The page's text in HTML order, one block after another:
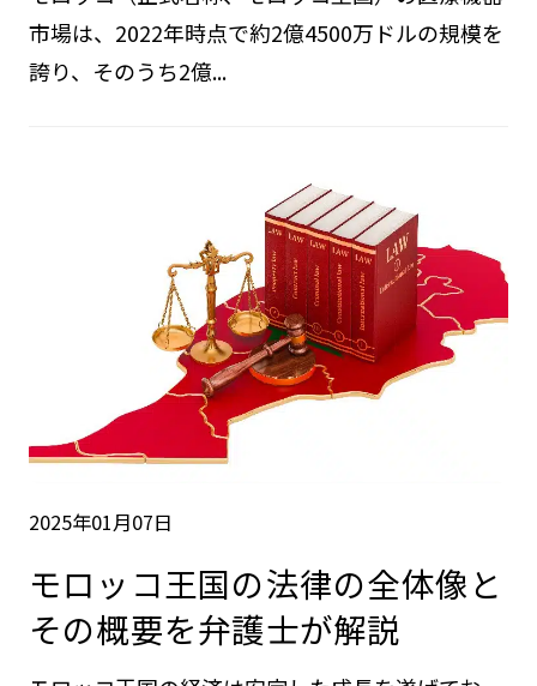
市場は、2022年時点で約2億4500万ドルの規模を
誇り、そのうち2億...
2025年01月07日
モロッコ王国の法律の全体像と
その概要を弁護士が解説